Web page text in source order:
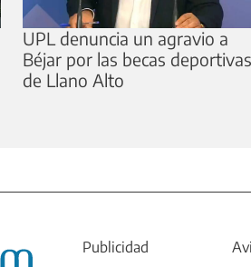
UPL denuncia un agravio a
Béjar por las becas deportivas
de Llano Alto
Publicidad